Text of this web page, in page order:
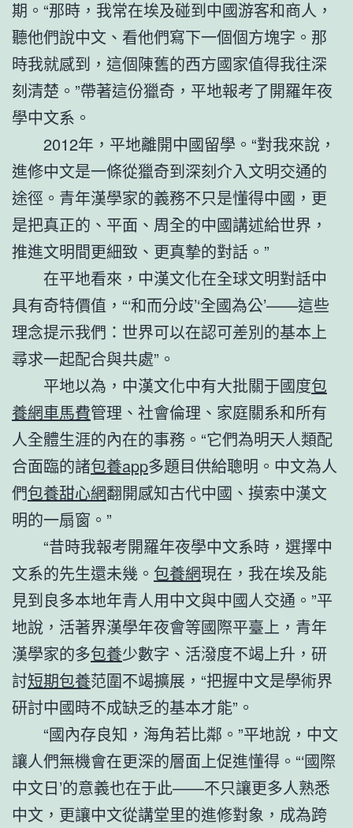
期。“那時，我常在埃及碰到中國游客和商人，
聽他們說中文、看他們寫下一個個方塊字。那
時我就感到，這個陳舊的西方國家值得我往深
刻清楚。”帶著這份獵奇，平地報考了開羅年夜
學中文系。
2012年，平地離開中國留學。“對我來說，
進修中文是一條從獵奇到深刻介入文明交通的
途徑。青年漢學家的義務不只是懂得中國，更
是把真正的、平面、周全的中國講述給世界，
推進文明間更細致、更真摯的對話。”
在平地看來，中漢文化在全球文明對話中
具有奇特價值，“‘和而分歧’‘全國為公’——這些
理念提示我們：世界可以在認可差別的基本上
尋求一起配合與共處”。
平地以為，中漢文化中有大批關于國度包
養網車馬費管理、社會倫理、家庭關系和所有
人全體生涯的內在的事務。“它們為明天人類配
合面臨的諸包養app多題目供給聰明。中文為人
們包養甜心網翻開感知古代中國、摸索中漢文
明的一扇窗。”
“昔時我報考開羅年夜學中文系時，選擇中
文系的先生還未幾。 包養網現在，我在埃及能
見到良多本地年青人用中文與中國人交通。”平
地說，活著界漢學年夜會等國際平臺上，青年
漢學家的多包養少數字、活潑度不竭上升，研
討短期包養范圍不竭擴展，“把握中文是學術界
研討中國時不成缺乏的基本才能”。
“國內存良知，海角若比鄰。”平地說，中文
讓人們無機會在更深的層面上促進懂得。“‘國際
中文日’的意義也在于此——不只讓更多人熟悉
中文，更讓中文從講堂里的進修對象，成為跨